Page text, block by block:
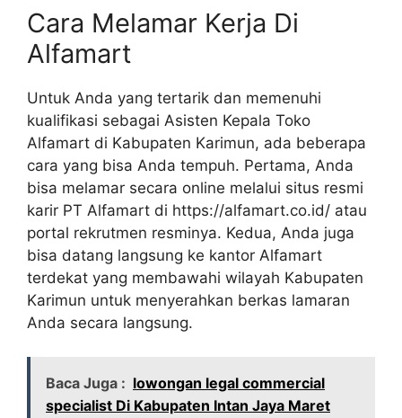
Cara Melamar Kerja Di
Alfamart
Untuk Anda yang tertarik dan memenuhi
kualifikasi sebagai Asisten Kepala Toko
Alfamart di Kabupaten Karimun, ada beberapa
cara yang bisa Anda tempuh. Pertama, Anda
bisa melamar secara online melalui situs resmi
karir PT Alfamart di https://alfamart.co.id/ atau
portal rekrutmen resminya. Kedua, Anda juga
bisa datang langsung ke kantor Alfamart
terdekat yang membawahi wilayah Kabupaten
Karimun untuk menyerahkan berkas lamaran
Anda secara langsung.
Baca Juga : lowongan legal commercial
specialist Di Kabupaten Intan Jaya Maret